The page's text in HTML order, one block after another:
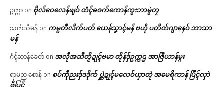
ဥက္ကာ on ဗိုလ်ဝေလေန်ဖျဝ် တံၚ်ဓဇက်ကောန်ကွးဘာမွဲတၠ
သက်သီမန် on ကမ္မတဳလိက်ပတ် ယေန်သၞာၚ်မန် ဗဟဵု ပတိတ်ဂျာနေဝ် ဘာသာ
မန်
ဂံၚ်ဆာန်ခေတ် on အလဵုအသဳတၟိဍုၚ်ဗမာ တိုန်ဒှ်ဥက္ကဌ အာဇြဳယာန်မ္ဂး
ရာမည စောန် on စပ်ကဵုညးဒှ်ဒဒိုက် ပ္ဋဲဍုၚ်မလေဝ်ယှာတုဲ အမေရိကာန် ပြံၚ်လှာဲ
ဗီုပြၚ်